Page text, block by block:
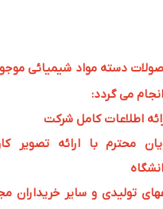
دسته مواد شیمیائی
می گردد:
اطلاعات کامل شرکت
محترم با ارائه تصویر
تولیدی و سایر خریداران